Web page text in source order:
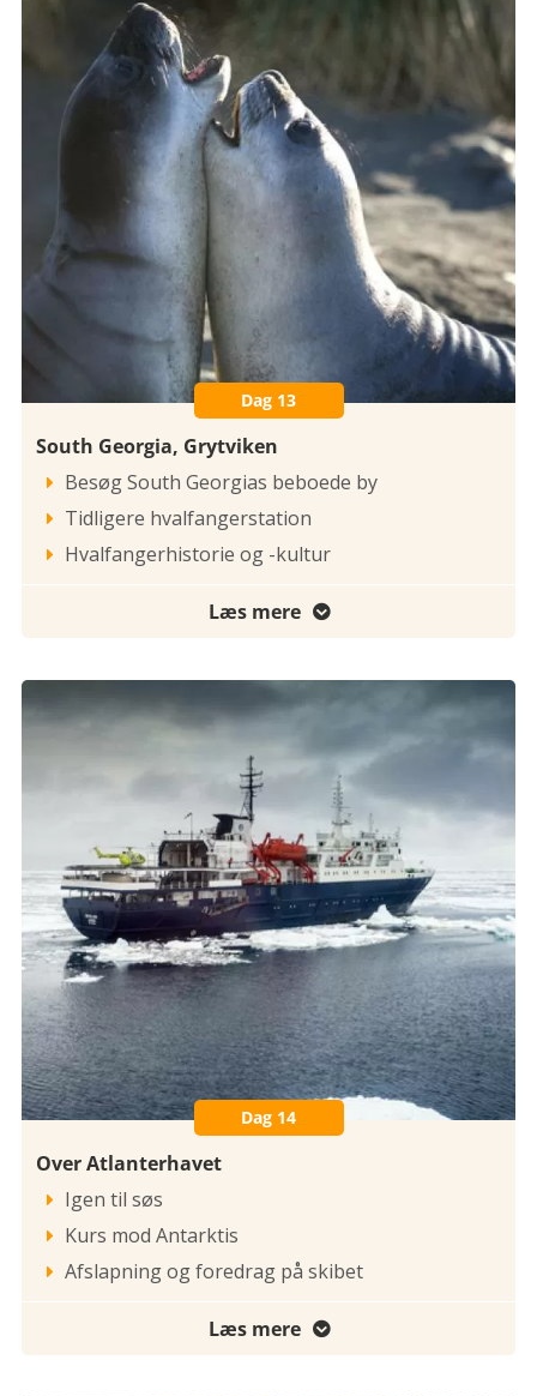
Dag 13
South Georgia, Grytviken
 Besøg South Georgias beboede by
 Tidligere hvalfangerstation
 Hvalfangerhistorie og -kultur
Læs mere 
Dag 14
Over Atlanterhavet
 Igen til søs
 Kurs mod Antarktis
 Afslapning og foredrag på skibet
Læs mere 